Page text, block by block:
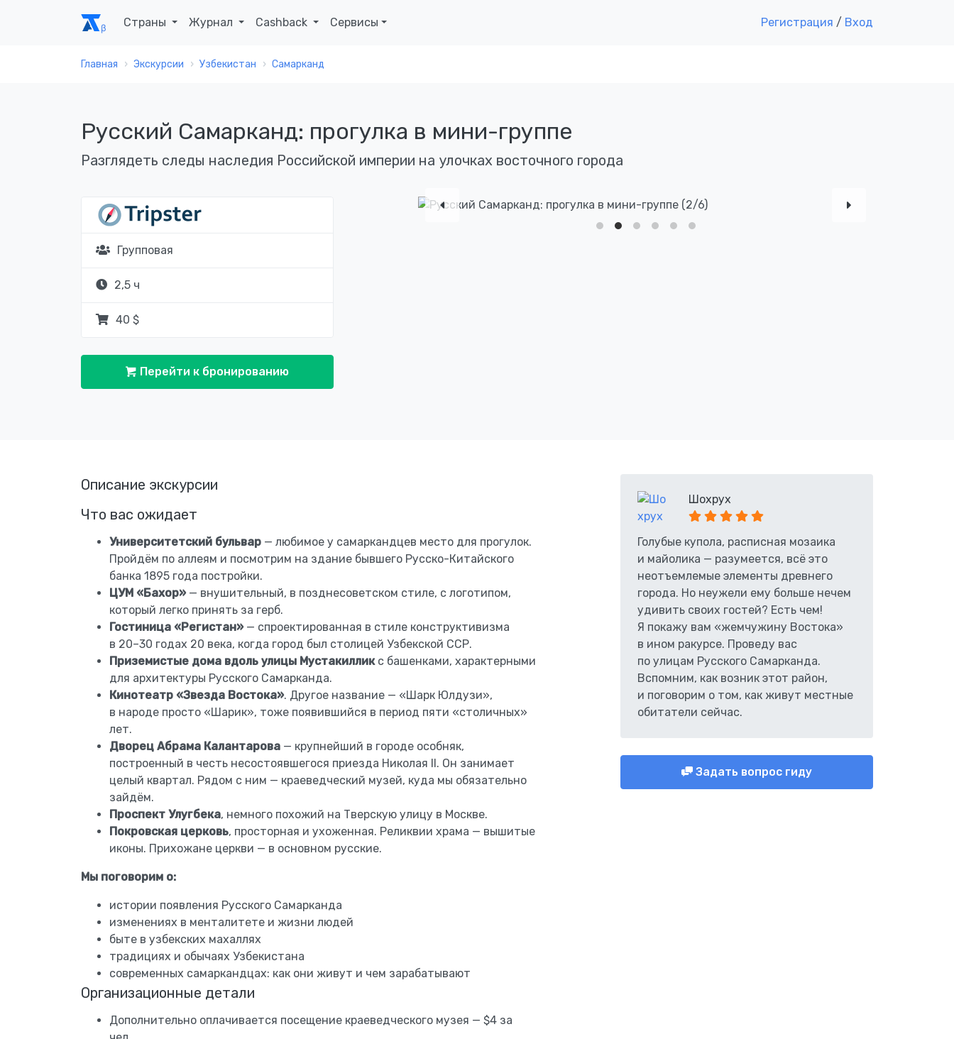
Страны Журнал Cashback Сервисы Регистрация / Вход
Главная Экскурсии Узбекистан Самарканд
Русский Самарканд: прогулка в мини-группе
Разглядеть следы наследия Российской империи на улочках восточного города
Групповая
2,5 ч
40 $
Перейти к бронированию
Описание экскурсии
Что вас ожидает
Университетский бульвар — любимое у самаркандцев место для прогулок.
Пройдём по аллеям и посмотрим на здание бывшего Русско-Китайского
банка 1895 года постройки.
ЦУМ «Бахор»— внушительный, в позднесоветском стиле, с логотипом,
который легко принять за герб.
Гостиница «Регистан»— спроектированная в стиле конструктивизма
в 20–30 годах 20 века, когда город был столицей Узбекской ССР.
Приземистые дома вдоль улицы Мустакилликс башенками, характерными
для архитектуры Русского Самарканда.
Кинотеатр «Звезда Востока». Другое название — «Шарк Юлдузи»,
в народе просто «Шарик», тоже появившийся в период пяти «столичных»
лет.
Дворец Абрама Калантарова — крупнейший в городе особняк,
построенный в честь несостоявшегося приезда Николая II. Он занимает
целый квартал. Рядом с ним — краеведческий музей, куда мы обязательно
зайдём.
Проспект Улугбека, немного похожий на Тверскую улицу в Москве.
Покровская церковь, просторная и ухоженная. Реликвии храма — вышитые
иконы. Прихожане церкви — в основном русские.
Мы поговорим о:
истории появления Русского Самарканда
изменениях в менталитете и жизни людей
быте в узбекских махаллях
традициях и обычаях Узбекистана
современных самаркандцах: как они живут и чем зарабатывают
Организационные детали
Дополнительно оплачивается посещение краеведческого музея — $4 за
Шохрух
Голубые купола, расписная мозаика
и майолика — разумеется, всё это
неотъемлемые элементы древнего
города. Но неужели ему больше нечем
удивить своих гостей? Есть чем!
Я покажу вам «жемчужину Востока»
в ином ракурсе. Проведу вас
по улицам Русского Самарканда.
Вспомним, как возник этот район,
и поговорим о том, как живут местные
обитатели сейчас.
Задать вопрос гиду